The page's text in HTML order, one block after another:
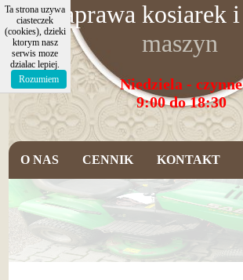
Naprawa kosiarek i
maszyn
Niedziela - czynne
9:00 do 18:30
O NAS CENNIK KONTAKT
Ta strona uzywa
ciasteczek
(cookies), dzieki
ktorym nasz
serwis moze
dzialac lepiej.
Rozumiem